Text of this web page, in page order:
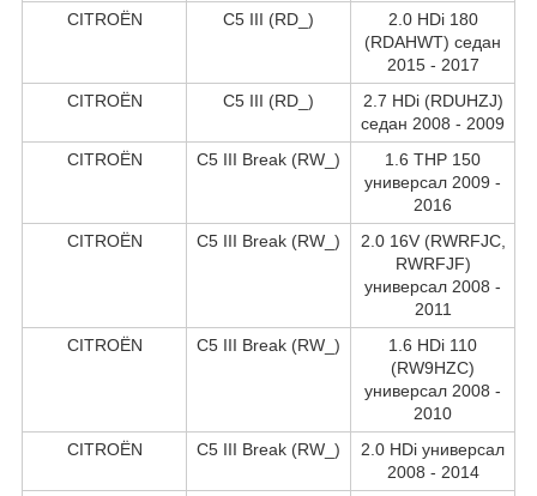
CITROËN
C5 III (RD_)
2.0 HDi 180
(RDAHWT) седан
2015 - 2017
CITROËN
C5 III (RD_)
2.7 HDi (RDUHZJ)
седан 2008 - 2009
CITROËN
C5 III Break (RW_)
1.6 THP 150
универсал 2009 -
2016
CITROËN
C5 III Break (RW_)
2.0 16V (RWRFJC,
RWRFJF)
универсал 2008 -
2011
CITROËN
C5 III Break (RW_)
1.6 HDi 110
(RW9HZC)
универсал 2008 -
2010
CITROËN
C5 III Break (RW_)
2.0 HDi универсал
2008 - 2014